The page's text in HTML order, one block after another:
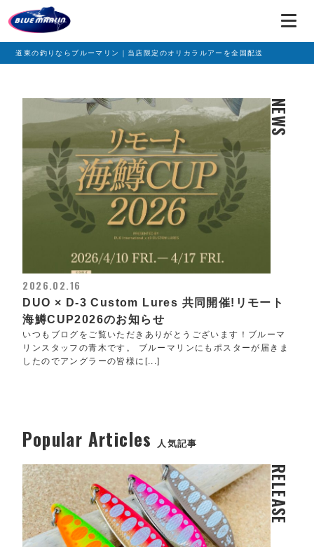
道東の釣りならブルーマリン｜当店限定のオリカラルアーを全国配送
NEWS
2026.02.16
DUO × D-3 Custom Lures 共同開催!リモート
海鱒CUP2026のお知らせ
いつもブログをご覧いただきありがとうございます！ブルーマ
リンスタッフの青木です。 ブルーマリンにもポスターが届きま
したのでアングラーの皆様に[...]
Popular Articles 人気記事
RELEASE